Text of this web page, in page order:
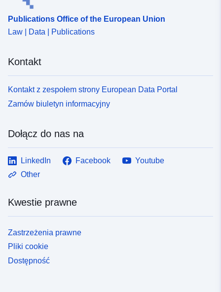
Publications Office of the European Union
Law | Data | Publications
Kontakt
Kontakt z zespołem strony European Data Portal
Zamów biuletyn informacyjny
Dołącz do nas na
LinkedIn Facebook
Youtube
Other
Kwestie prawne
Zastrzeżenia prawne
Pliki cookie
Dostępność